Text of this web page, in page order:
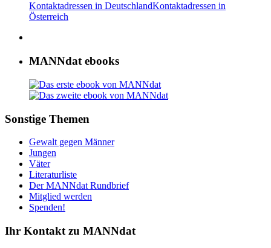
Kontaktadressen in DeutschlandKontaktadressen in
Österreich
MANNdat ebooks
Sonstige Themen
Gewalt gegen Männer
Jungen
Väter
Literaturliste
Der MANNdat Rundbrief
Mitglied werden
Spenden!
Ihr Kontakt zu MANNdat